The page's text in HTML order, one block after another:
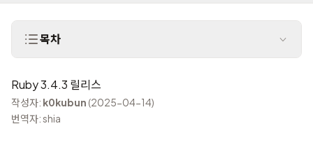
목차
Ruby 3.4.3 릴리스
작성자: k0kubun (2025-04-14)
번역자: shia